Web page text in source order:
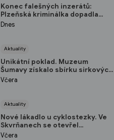
Konec falešných inzerátů:
Plzeňská kriminálka dopadla
ženu, která obrala desítky lidí po
Dnes
Aktuality
Unikátní poklad. Muzeum
Šumavy získalo sbírku sirkových
nálepek za 300 tisíc
Včera
Aktuality
Nové lákadlo u cyklostezky. Ve
Skvrňanech se otevřel
interaktivní Ekopark
Včera